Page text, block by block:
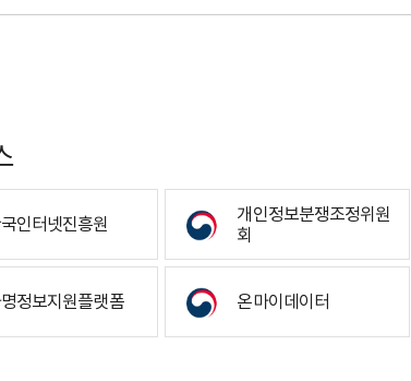
인터넷진흥원
개인정보분쟁조정위원
회
정보지원플랫폼 온마이데이터